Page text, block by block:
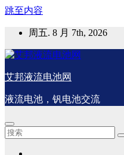
跳至内容
周五. 8 月 7th, 2026
艾邦液流电池网
液流电池，钒电池交流